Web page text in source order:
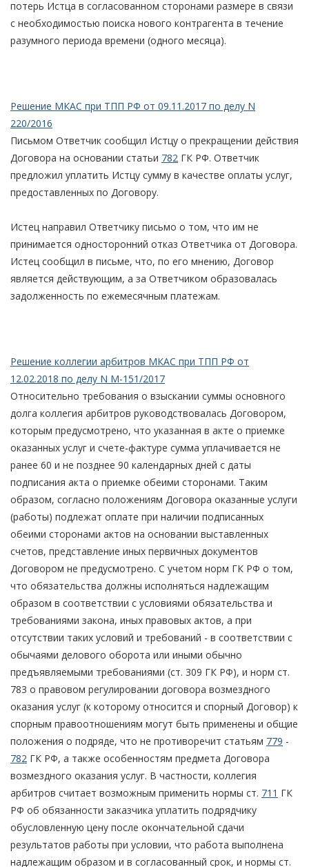
потерь Истца в согласованном сторонами размере в связи
с необходимостью поиска нового контрагента в течение
разумного периода времени (одного месяца).
Решение МКАС при ТПП РФ от 09.11.2017 по делу N
220/2016
Письмом Ответчик сообщил Истцу о прекращении действия
Договора на основании статьи 782 ГК РФ. Ответчик
предложил уплатить Истцу сумму в качестве оплаты услуг,
предоставленных по Договору.
Истец направил Ответчику письмо о том, что им не
принимается односторонний отказ Ответчика от Договора.
Истец сообщил в письме, что, по его мнению, Договор
является действующим, а за Ответчиком образовалась
задолженность по ежемесячным платежам.
Решение коллегии арбитров МКАС при ТПП РФ от
12.02.2018 по делу N М-151/2017
Относительно требования о взыскании суммы основного
долга коллегия арбитров руководствовалась Договором,
которым предусмотрено, что указанная в акте о приемке
оказанных услуг и счете-фактуре сумма уплачивается не
ранее 60 и не позднее 90 календарных дней с даты
подписания акта о приемке обеими сторонами. Таким
образом, согласно положениям Договора оказанные услуги
(работы) подлежат оплате при наличии подписанных
обеими сторонами актов на основании выставленных
счетов, представление иных первичных документов
Договором не предусмотрено. С учетом норм ГК РФ о том,
что обязательства должны исполняться надлежащим
образом в соответствии с условиями обязательства и
требованиями закона, иных правовых актов, а при
отсутствии таких условий и требований - в соответствии с
обычаями делового оборота или иными обычно
предъявляемыми требованиями (ст. 309 ГК РФ), и норм ст.
783 о правовом регулировании договора возмездного
оказания услуг (к которому относится и спорный Договор) к
спорным правоотношениям могут быть применены и общие
положения о подряде, что не противоречит статьям 779 -
782 ГК РФ, а также особенностям предмета Договора
возмездного оказания услуг. В частности, коллегия
арбитров считает возможным применить нормы ст. 711 ГК
РФ об обязанности заказчика уплатить подрядчику
обусловленную цену после окончательной сдачи
результатов работы при условии, что работа выполнена
надлежащим образом и в согласованный срок, и нормы ст.